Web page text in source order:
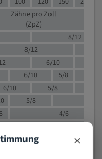
Zähne pro Zoll
(ZpZ)
8/12
8/12
6/10
6/10
5/8
6/10
5/8
5/8
4/6
4/5
×